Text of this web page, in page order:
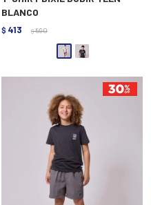
BLANCO
$ 413 $ 590